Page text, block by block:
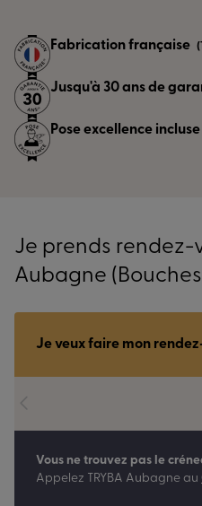
Fabrication française
Jusqu'à 30 ans de
Pose excellence incluse
Je prends rendez-
Aubagne
Je veux faire mon
Vous ne trouvez pas le
Appelez TRYBA Aubagne au